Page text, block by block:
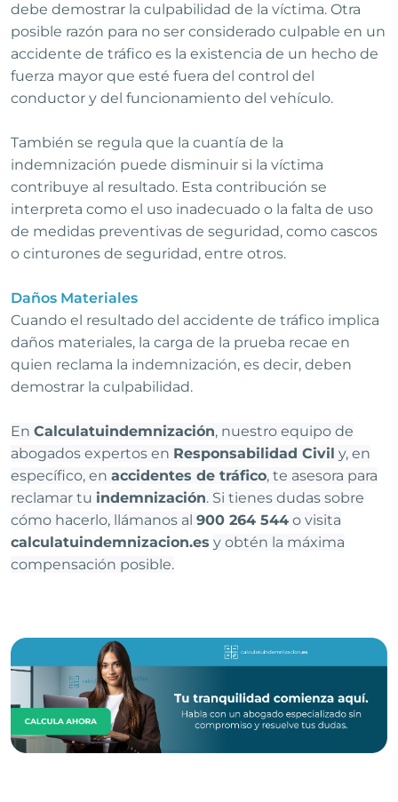
debe demostrar la culpabilidad de la víctima. Otra
posible razón para no ser considerado culpable en un
accidente de tráfico es la existencia de un hecho de
fuerza mayor que esté fuera del control del
conductor y del funcionamiento del vehículo.
También se regula que la cuantía de la
indemnización puede disminuir si la víctima
contribuye al resultado. Esta contribución se
interpreta como el uso inadecuado o la falta de uso
de medidas preventivas de seguridad, como cascos
o cinturones de seguridad, entre otros.
Daños Materiales
Cuando el resultado del accidente de tráfico implica
daños materiales, la carga de la prueba recae en
quien reclama la indemnización, es decir, deben
demostrar la culpabilidad.
En Calculatuindemnización, nuestro equipo de
abogados expertos en Responsabilidad Civil y, en
específico, en accidentes de tráfico, te asesora para
reclamar tu indemnización. Si tienes dudas sobre
cómo hacerlo, llámanos al 900 264 544 o visita
calculatuindemnizacion.es y obtén la máxima
compensación posible.